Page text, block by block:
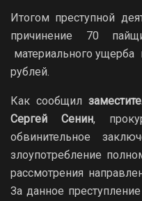
Итогом преступной
причинение 70
материального
рублей.
Как сообщил
Сергей Сенин,
обвинительное
злоупотребление
рассмотрения
За данное